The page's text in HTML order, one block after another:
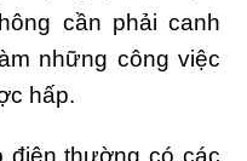
cần phải canh
những công việc
hấp.